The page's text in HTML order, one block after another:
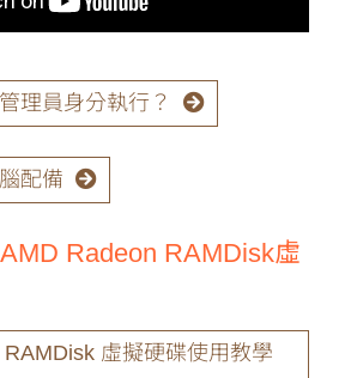
理員身分執行？
配備
Radeon RAMDisk虛
虛擬硬碟使用教學